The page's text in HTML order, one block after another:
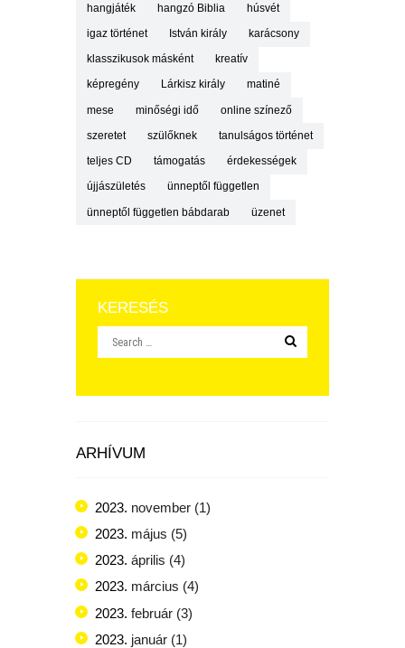
hangjáték hangzó Biblia húsvét
igaz történet István király karácsony
klasszikusok másként kreatív
képregény Lárkisz király matiné
mese minőségi idő online színező
szeretet szülőknek tanulságos történet
teljes CD támogatás érdekességek
újjászületés ünneptől független
ünneptől független bábdarab üzenet
KERESÉS
ARHÍVUM
2023. november (1)
2023. május (5)
2023. április (4)
2023. március (4)
2023. február (3)
2023. január (1)